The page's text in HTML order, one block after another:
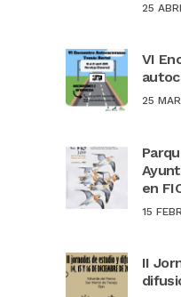
25
VI
25
en
15
II